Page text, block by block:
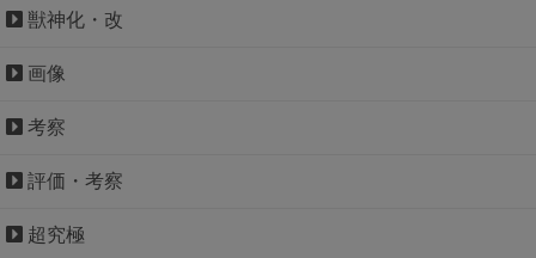
獣神化・改
画像
考察
評価・考察
超究極